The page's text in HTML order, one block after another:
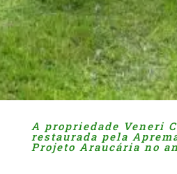
A propriedade Veneri
restaurada pela
Projeto Araucária no